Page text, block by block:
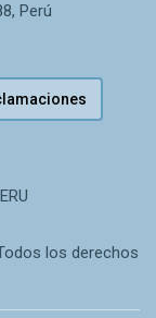
Perú
los derechos